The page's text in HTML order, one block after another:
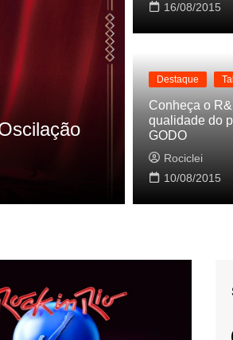
do clipe de
16/08/2015
Destaque
Conheça o
qualidade do
GODO
Rociclei
10/08/2015